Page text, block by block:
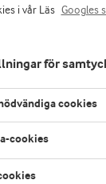
1000 g
Välj
Arla
Vill du
i vår Läs Googles
för
cookies
cookies